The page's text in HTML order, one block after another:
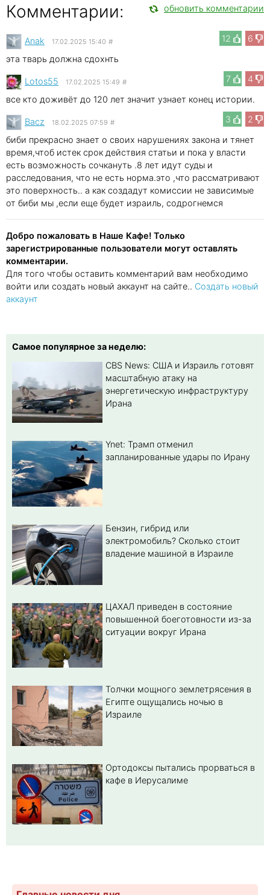
Комментарии: обновить комментарии
12 6
Anak 17.02.2025 15:40 #
эта тварь должна сдохнть
7
4
Lotos55 17.02.2025 15:49 #
все кто доживёт до 120 лет значит узнает конец истории.
3
2
Bacz 18.02.2025 07:59 #
биби прекрасно знает о своих нарушениях закона и тянет
время,чтоб истек срок действия статьи и пока у власти
есть возможность сочкануть .8 лет идут суды и
расследования, что не есть норма.это ,что рассматривают
это поверхность.. а как создадут комиссии не зависимые
от биби мы ,если еще будет израиль, содрогнемся
Добро пожаловать в Наше Кафе! Только
зарегистрированные пользователи могут оставлять
комментарии.
Для того чтобы оставить комментарий вам необходимо
войти или создать новый аккаунт на сайте.. Создать новый
аккаунт
Самое популярное за неделю:
CBS News: США и Израиль готовят
масштабную атаку на
энергетическую инфраструктуру
Ирана
Ynet: Трамп отменил
запланированные удары по Ирану
Бензин, гибрид или
электромобиль? Cколько стоит
владение машиной в Израиле
ЦАХАЛ приведен в состояние
повышенной боеготовности из-за
ситуации вокруг Ирана
Толчки мощного землетрясения в
Египте ощущались ночью в
Израиле
Ортодоксы пытались прорваться в
кафе в Иерусалиме